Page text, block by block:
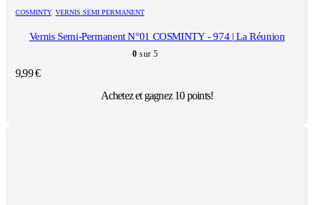
COSMINTY, VERNIS SEMI PERMANENT
Vernis Semi-Permanent N°01 COSMINTY - 974 | La Réunion
0 sur 5
9,99€
Achetez et gagnez 10 points!